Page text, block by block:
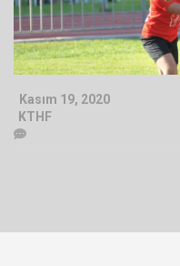
Kasım 19, 2020
KTHF